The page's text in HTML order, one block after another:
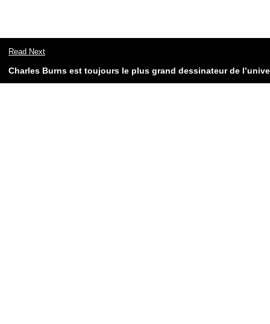
Read Next
Charles Burns est toujours le plus grand dessinateur de